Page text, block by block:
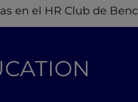
en el HR Club de